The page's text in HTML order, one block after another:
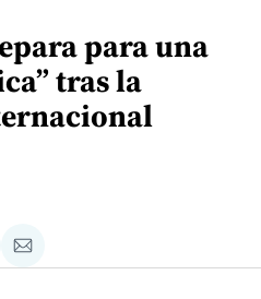
para una
tras la
Compartir
via